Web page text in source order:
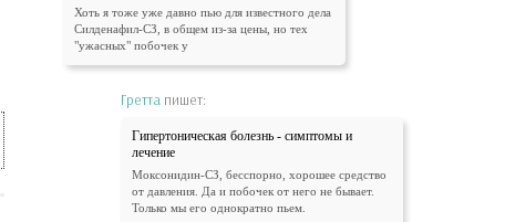
Хоть я тоже уже давно пью для известного дела
Силденафил-СЗ, в общем из-за цены, но тех
"ужасных" побочек у
Гретта пишет:
Гипертоническая болезнь - симптомы и
лечение
Моксонидин-СЗ, бесспорно, хорошее средство
от давления. Да и побочек от него не бывает.
Только мы его однократно пьем.